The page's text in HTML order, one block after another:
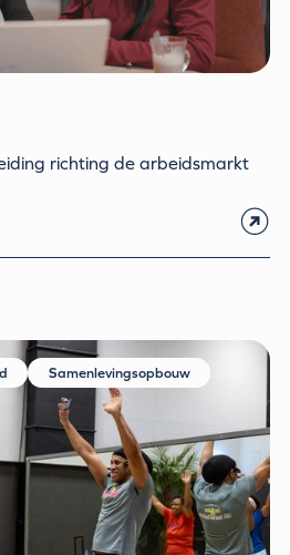
richting de arbeidsmarkt
Samenlevingsopbouw